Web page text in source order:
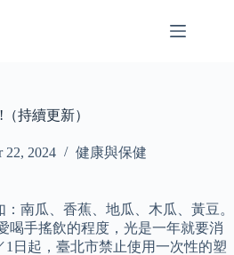
持續更新）
22, 2024 健康與保健
南瓜、香蕉、地瓜、木瓜、黃豆。
喝手搖飲的程度，光是一年就要消
1日起，臺北市禁止使用一次性的塑